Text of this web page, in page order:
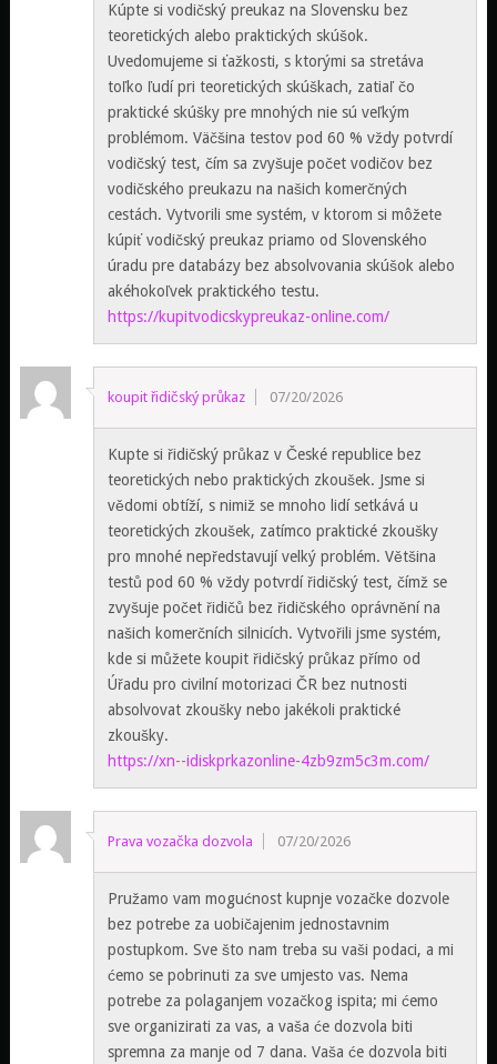
Kúpte si vodičský preukaz na Slovensku bez
teoretických alebo praktických skúšok.
Uvedomujeme si ťažkosti, s ktorými sa stretáva
toľko ľudí pri teoretických skúškach, zatiaľ čo
praktické skúšky pre mnohých nie sú veľkým
problémom. Väčšina testov pod 60 % vždy potvrdí
vodičský test, čím sa zvyšuje počet vodičov bez
vodičského preukazu na našich komerčných
cestách. Vytvorili sme systém, v ktorom si môžete
kúpiť vodičský preukaz priamo od Slovenského
úradu pre databázy bez absolvovania skúšok alebo
akéhokoľvek praktického testu.
https://kupitvodicskypreukaz-online.com/
koupit řidičský průkaz 07/20/2026
Kupte si řidičský průkaz v České republice bez
teoretických nebo praktických zkoušek. Jsme si
vědomi obtíží, s nimiž se mnoho lidí setkává u
teoretických zkoušek, zatímco praktické zkoušky
pro mnohé nepředstavují velký problém. Většina
testů pod 60 % vždy potvrdí řidičský test, čímž se
zvyšuje počet řidičů bez řidičského oprávnění na
našich komerčních silnicích. Vytvořili jsme systém,
kde si můžete koupit řidičský průkaz přímo od
Úřadu pro civilní motorizaci ČR bez nutnosti
absolvovat zkoušky nebo jakékoli praktické
zkoušky.
https://xn--idiskprkazonline-4zb9zm5c3m.com/
Prava vozačka dozvola 07/20/2026
Pružamo vam mogućnost kupnje vozačke dozvole
bez potrebe za uobičajenim jednostavnim
postupkom. Sve što nam treba su vaši podaci, a mi
ćemo se pobrinuti za sve umjesto vas. Nema
potrebe za polaganjem vozačkog ispita; mi ćemo
sve organizirati za vas, a vaša će dozvola biti
spremna za manje od 7 dana. Vaša će dozvola biti